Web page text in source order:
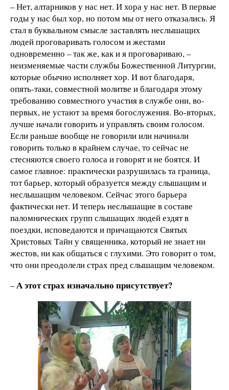
– Нет, алтарников у нас нет. И хора у нас нет. В первые
годы у нас был хор, но потом мы от него отказались. Я
стал в буквальном смысле заставлять неслышащих
людей проговаривать голосом и жестами
одновременно – так же, как и я проговариваю, –
неизменяемые части службы Божественной Литургии,
которые обычно исполняет хор. И вот благодаря,
опять-таки, совместной молитве и благодаря этому
требованию совместного участия в службе они, во-
первых, не устают за время богослужения. Во-вторых,
лучше начали говорить и управлять своим голосом.
Если раньше вообще не говорили или начинали
говорить только в крайнем случае, то сейчас не
стесняются своего голоса и говорят и не боятся. И
самое главное: практически разрушилась та граница,
тот барьер, который образуется между слышащим и
неслышащим человеком. Сейчас этого барьера
фактически нет. И теперь неслышащие в составе
паломнических групп слышащих людей ездят в
поездки, исповедаются и причащаются Святых
Христовых Тайн у священника, который не знает ни
жестов, ни как общаться с глухими. Это говорит о том,
что они преодолели страх пред слышащим человеком.
–А этот страх изначально присутствует?